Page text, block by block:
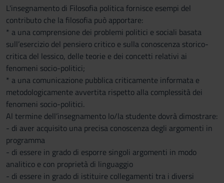
L'insegnamento di Filosofia politica fornisce esempi del
contributo che la filosofia può apportare:
* a una comprensione dei problemi politici e sociali basata
sull’esercizio del pensiero critico e sulla conoscenza storico-
critica del lessico, delle teorie e dei concetti relativi ai
fenomeni socio-politici;
* a una comunicazione pubblica criticamente informata e
metodologicamente avvertita rispetto alla complessità dei
fenomeni socio-politici.
Al termine dell’insegnamento lo/la studente dovrà dimostrare:
- di aver acquisito una precisa conoscenza degli argomenti in
programma
- di essere in grado di esporre singoli argomenti in modo
analitico e con proprietà di linguaggio
- di essere in grado di istituire collegamenti tra i diversi